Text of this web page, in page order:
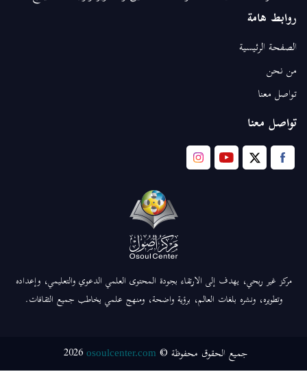
روابط هامة
الصفحة الرئيسية
من نحن
تواصل معنا
تواصل معنا
مركز غير ربحي، يهدف إلى الارتقاء بجودة المحتوى العلمي الدعوي والتعليمي، وإعداده
وتطويره، ونشره بلغات العالم، برؤية واضحة، ومنهج علمي يخاطب جميع الثقافات.
جميع الحقوق محفوظة © osoulcenter.com
2026